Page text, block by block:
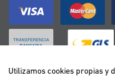
Utilizamos cookies propias y